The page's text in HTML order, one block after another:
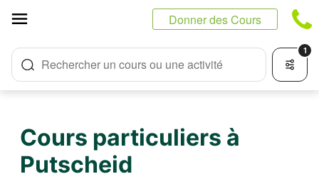
Donner des Cours
Rechercher un cours ou une activité
1
Cours particuliers à
Putscheid